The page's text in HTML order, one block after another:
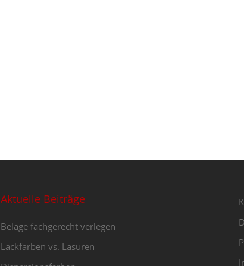
Aktuelle Beiträge
Beläge fachgerecht verlegen
Lackfarben vs. Lasuren